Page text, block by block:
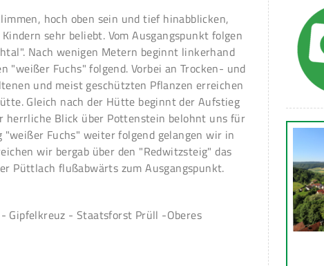
hoch oben sein und tief hinabblicken,
sehr beliebt. Vom Ausgangspunkt folgen
Nach wenigen Metern beginnt linkerhand
"weißer Fuchs" folgend. Vorbei an Trocken- und
und meist geschützten Pflanzen erreichen
Gleich nach der Hütte beginnt der Aufstieg
herrliche Blick über Pottenstein belohnt uns für
Fuchs" weiter folgend gelangen wir in
wir bergab über den "Redwitzsteig" das
Püttlach flußabwärts zum Ausgangspunkt.
- Staatsforst Prüll -Oberes